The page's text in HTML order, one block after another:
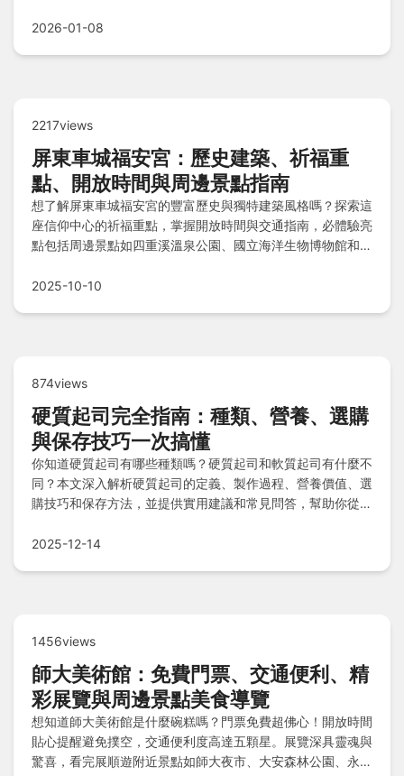
2026-01-08
2217views
屏東車城福安宮：歷史建築、祈福重
點、開放時間與周邊景點指南
想了解屏東車城福安宮的豐富歷史與獨特建築風格嗎？探索這
座信仰中心的祈福重點，掌握開放時間與交通指南，必體驗亮
點包括周邊景點如四重溪溫泉公園、國立海洋生物博物館和龜
配在地美食指南與實用注意事項，助您規劃一趟深度文化之
2025-10-10
874views
硬質起司完全指南：種類、營養、選購
與保存技巧一次搞懂
你知道硬質起司有哪些種類嗎？硬質起司和軟質起司有什麼不
同？本文深入解析硬質起司的定義、製作過程、營養價值、選
購技巧和保存方法，並提供實用建議和常見問答，幫助你從新
2025-12-14
1456views
師大美術館：免費門票、交通便利、精
彩展覽與周邊景點美食導覽
想知道師大美術館是什麼碗糕嗎？門票免費超佛心！開放時間
貼心提醒避免撲空，交通便利度高達五顆星。展覽深具靈魂與
驚喜，看完展順遊附近景點如師大夜市、大安森林公園、永康